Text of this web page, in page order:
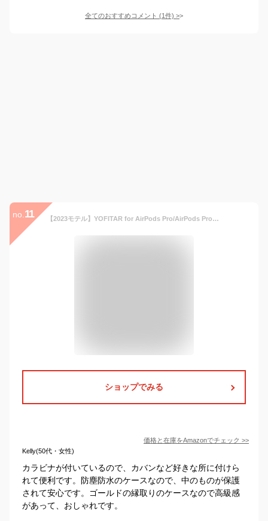
全てのおすすめコメント (1件) >
no. 11 【2023モテル】YOFITAR for AirPods Pro/AirPods Pro2ケース (2022/2019) エアーポッズ プロ第2世代/エアーポッズ プロ用 ケース PUレザー 防塵防水 耐衝撃 カラビナ付き 持ち運び便利 ソフトカバー ワイヤレス充電対応 全面保護 Pro2/AirPods Proアクセサリー（ブラック）
ショップでみる
価格と在庫をAmazonでチェック >>
Kelly(50代・女性)
カラビナが付いているので、カバンなど好きな所に付けら
れて便利です。防塵防水のケースなので、中のものが保護
されて安心です。ゴールドの縁取りのケースなので高級感
があって、おしゃれです。